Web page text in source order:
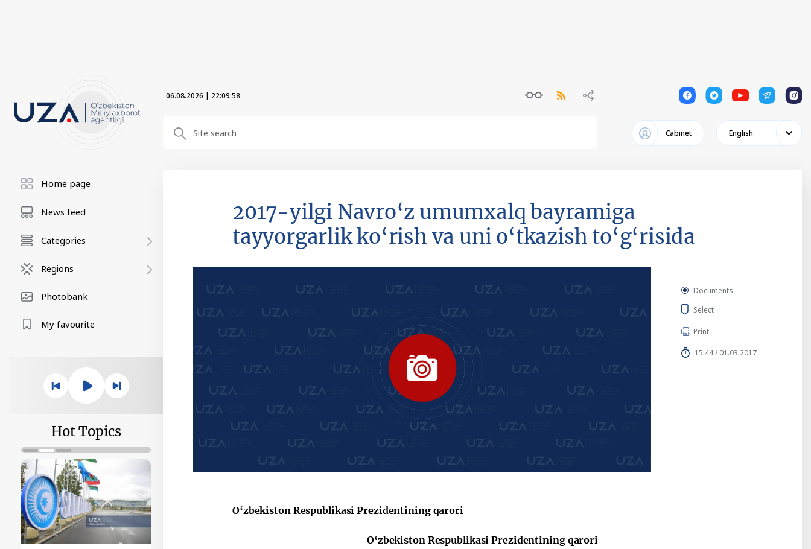
06.08.2026 | 22:09:59 1 1 1 1 1
Cabinet English
Home page
News feed
Categories
Regions
Photobank
My favourite
Hot Topics
2017-yilgi Navro‘z umumxalq bayramiga
tayyorgarlik ko‘rish va uni o‘tkazish to‘g‘risida
Documents
Select
Print
15:44 / 01.03.2017
O‘zbekiston Respublikasi Prezidentining qarori
O‘zbekiston Respublikasi Prezidentining qarori